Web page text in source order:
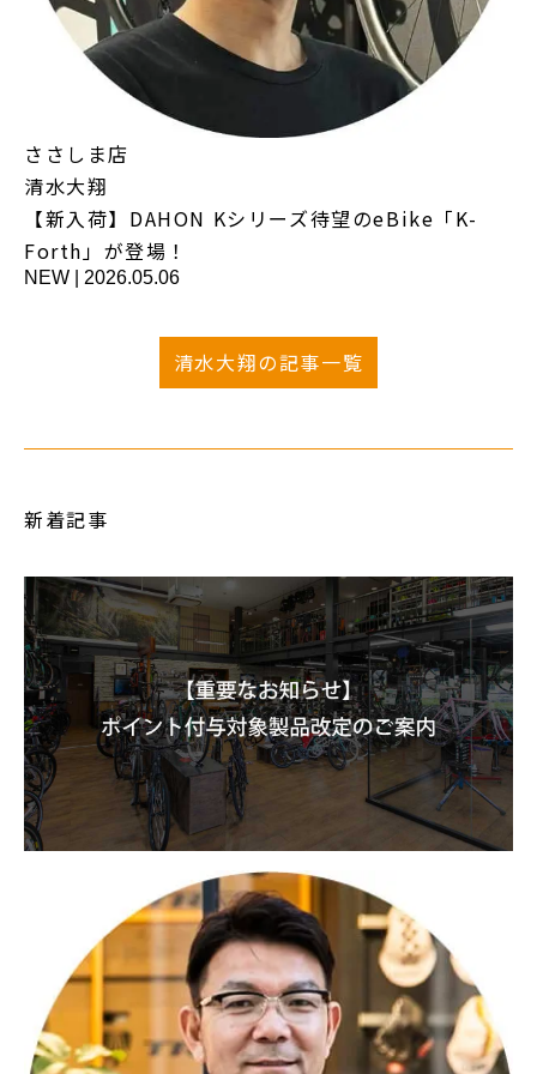
ささしま店
清水大翔
【新入荷】DAHON Kシリーズ待望のeBike「K-
Forth」が登場！
NEW 2026.05.06
清水大翔の記事一覧
新着記事